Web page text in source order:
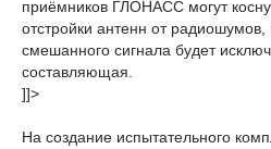
приёмников ГЛОНАСС могут
отстройки антенн от радиошумов,
смешанного сигнала будет
составляющая.
]]>
На создание испытательного